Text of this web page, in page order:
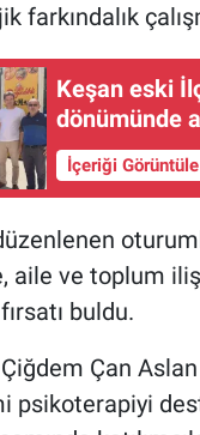
farkındalık
Keşan eski
dönümünde
İçeriği Görüntüle
aile ve toplum
buldu.
Çan
psikoterapiyi